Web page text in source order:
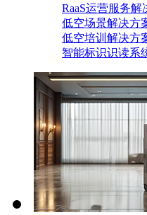
RaaS运营服务解
低空场景解决方
低空培训解决方
智能标识识读系